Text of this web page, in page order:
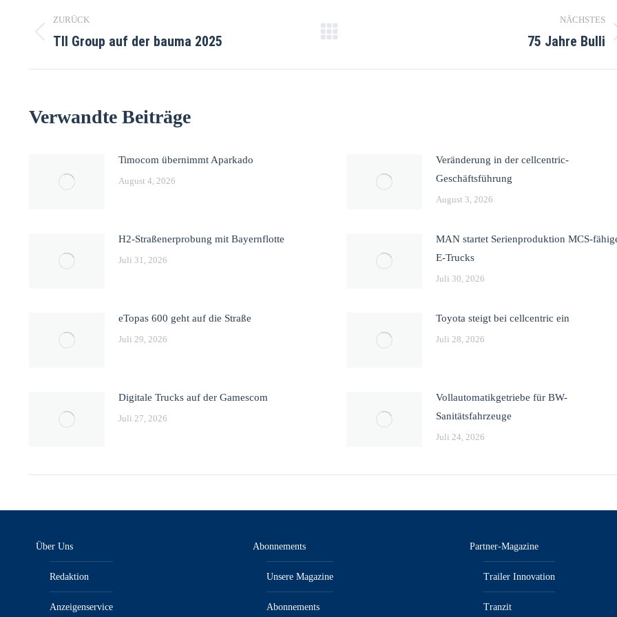
ZURÜCK
TII Group auf der bauma 2025
NÄCHSTES
75 Jahre Bulli
Verwandte Beiträge
Timocom übernimmt Aparkado
August 4, 2026
Veränderung in der cellcentric-
Geschäftsführung
August 3, 2026
H2-Straßenerprobung mit Bayernflotte
Juli 31, 2026
MAN startet Serienproduktion MCS-
E-Trucks
Juli 30, 2026
eTopas 600 geht auf die Straße
Juli 29, 2026
Toyota steigt bei cellcentric ein
Juli 28, 2026
Digitale Trucks auf der Gamescom
Juli 27, 2026
Vollautomatikgetriebe für BW-
Sanitätsfahrzeuge
Juli 24, 2026
Über Uns
Redaktion
Anzeigenservice
Abonnements
Unsere Magazine
Abonnements
Partner-Magazine
Trailer Innovation
Tranzit